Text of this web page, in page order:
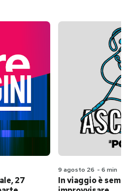
27
9 agosto 26 - 6 min
In viaggio è